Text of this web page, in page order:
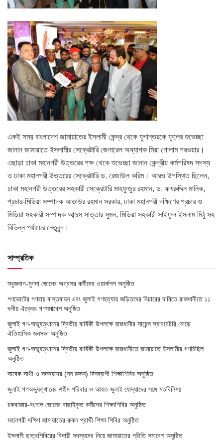
একই সময় বাংলাদেশ জামায়াতের ইসলামী কেন্দ্র থেকে যুগান্তরকে ফুলের শুভেচ্ছা
জানান জামায়াতে ইসলামীর সেক্রেটারি জেনারেল অধ্যাপক মিয়া গোলাম পরওয়ার।
এছাড়া ঢাকা মহানগরী উত্তরের পক্ষ থেকে শুভেচ্ছা জানান কেন্দ্রীয় কর্মপরিষদ সদস্য
ও ঢাকা মহানগরী উত্তরের সেক্রেটারি ড. রেজাউল করিম। আরও উপস্থিত ছিলেন,
ঢাকা মহানগরী উত্তরের সহকারী সেক্রেটারি মাহফুজুর রহমান, ড. ফখরুদ্দিন মানিক,
প্রচার-মিডিয়া সম্পাদক আতাউর রহমান সরকার, ঢাকা মহানগরী দক্ষিণের প্রচার ও
মিডিয়া সহকারী সম্পাদক আব্দুস সাত্তার সুমন, মিডিয়া সহকারী সাইফুল ইসলাম মিঠু সহ
বিভিন্ন পর্যায়ের নেতৃবৃন্দ।
সাম্প্রতিক
সবুজবাগ-মুগদা জোনের অগ্রসর কর্মীদের ওয়ার্কশপ অনুষ্ঠিত
গণভোটের গণরায় বাস্তবায়ন এবং জুলাই গণহত্যায় জড়িতদের বিচারের দাবিতে রাজধানীতে ১১
দলীয় ঐক্যের গণসমাবেশ অনুষ্ঠিত
জুলাই গণ-অভ্যুত্থানের দ্বিতীয় বার্ষিকী উপলক্ষে রাজধানীর সায়েন্স ল্যাবরেটরি মোড়ে
ঐতিহাসিক জনসভা অনুষ্ঠিত
জুলাই গণ-অভ্যুত্থানের দ্বিতীয় বার্ষিকী উপলক্ষে রাজধানীতে জামায়াতে ইসলামীর গণমিছিল
অনুষ্ঠিত
সাবেক সাথী ও সদস্যদের (নন রুকন) দিনব্যাপী শিক্ষাশিবির অনুষ্ঠিত
জুলাই গণঅভ্যুত্থানের শহীদ পরিবার ও আহত জুলাই যোদ্ধাদের সঙ্গে মতবিনিময়
চকবাজার-বংশাল জোনের বাছাইকৃত কর্মীদের শিক্ষাশিবির অনুষ্ঠিত
মহানগরী দক্ষিণ জামায়াতের রুকন প্রার্থী শিক্ষা শিবির অনুষ্ঠিত
ইসলামী ছাত্রশিবিরের বিদায়ী সদস্যদের নিয়ে জামায়াতের প্রীতি সমাবেশ অনুষ্ঠিত